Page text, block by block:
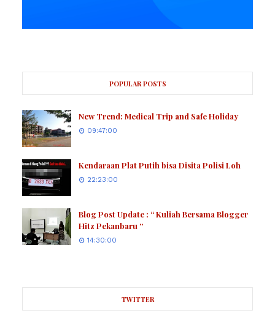
POPULAR POSTS
New Trend: Medical Trip and Safe Holiday
09:47:00
Kendaraan Plat Putih bisa Disita Polisi Loh
22:23:00
Blog Post Update : “ Kuliah Bersama Blogger
Hitz Pekanbaru “
14:30:00
TWITTER